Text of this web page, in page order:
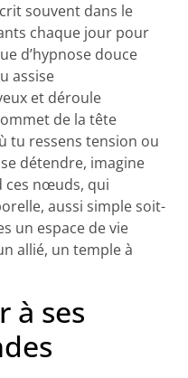
souvent dans le
chaque jour pour
d’hypnose douce
assise
et déroule
de la tête
tu ressens tension ou
détendre, imagine
ces nœuds, qui
aussi simple soit-
un espace de vie
allié, un temple à
à ses